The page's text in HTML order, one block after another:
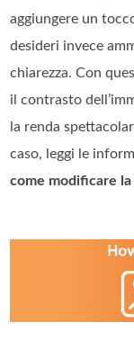
aggiungere un
desideri invece
chiarezza. Con
il contrasto
la renda
caso, leggi le
come modificare